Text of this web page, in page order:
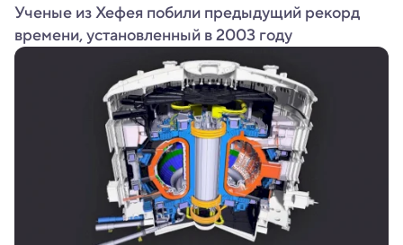
Ученые из Хефея побили предыдущий рекорд
времени, установленный в 2003 году